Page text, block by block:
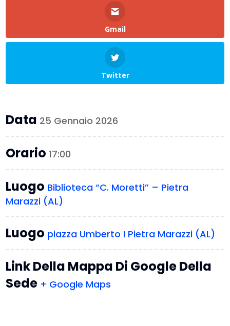
Gmail
Twitter
Data 25 Gennaio 2026
Orario17:00
Luogo Biblioteca “C. Moretti” – Pietra
Marazzi (AL)
Luogo piazza Umberto I Pietra Marazzi (AL)
Link Della Mappa Di Google Della
Sede + Google Maps